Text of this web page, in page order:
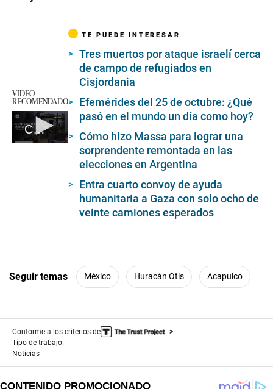
VIDEO
RECOMENDADO
Claves para entender el conflicto entre Palestina e Israel
TE PUEDE INTERESAR
Tres muertos por ataque israelí cerca
de campo de refugiados en
Cisjordania
Efemérides del 25 de octubre: ¿Qué
pasó en el mundo un día como hoy?
Cómo hizo Massa para lograr una
sorprendente remontada en las
elecciones en Argentina
Entra cuarto convoy de ayuda
humanitaria a Gaza con solo ocho de
veinte camiones esperados
Seguir temas México Huracán Otis Acapulco
Conforme a los criterios de
Tipo de trabajo:
Noticias